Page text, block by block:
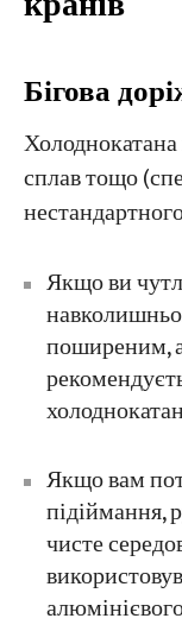
Бігова
Холоднокатана
сплав тощо
Якщо ви
поширеним,
Якщо вам
підіймання,
чисте